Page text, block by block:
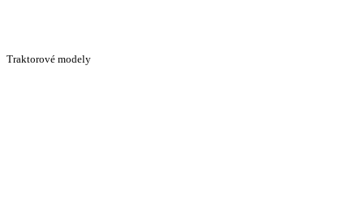
Traktorové modely